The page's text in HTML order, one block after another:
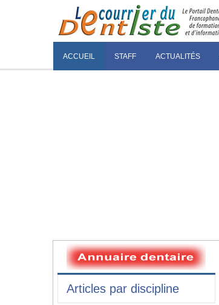
ACCUEIL STAFF ACTUALITÉS
Articles par discipline